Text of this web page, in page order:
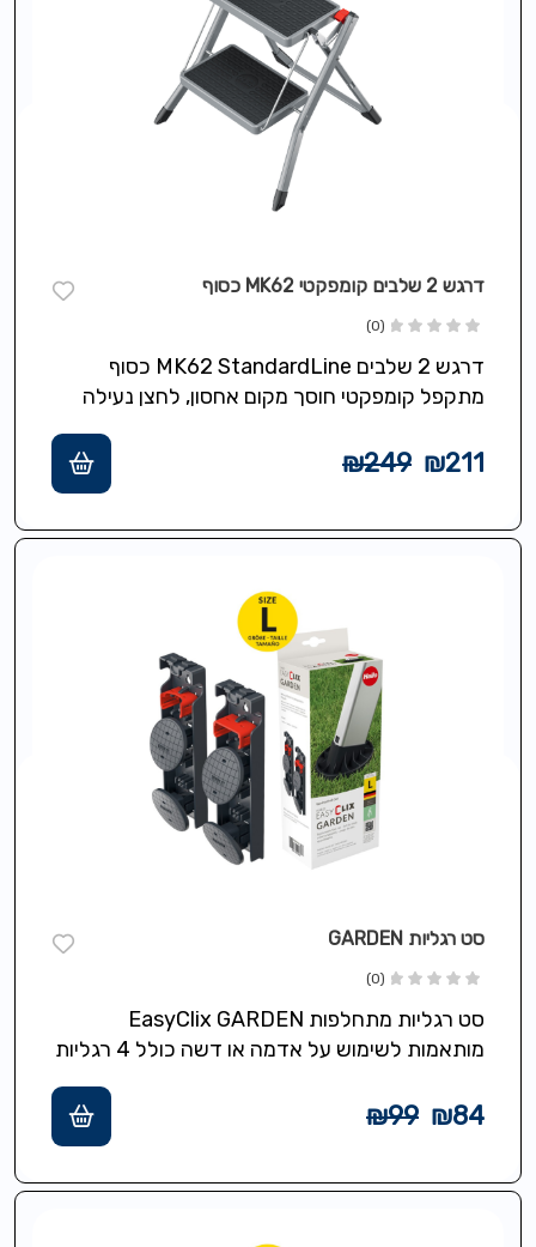
דרגש 2 שלבים קומפקטי MK62 כסוף
(0)
דרגש 2 שלבים MK62 StandardLine כסוף
מתקפל קומפקטי חוסך מקום אחסון, לחצן נעילה
למניעת החלקה, כולל ידית…
₪249 ₪211
סט רגליות GARDEN
(0)
סט רגליות מתחלפות EasyClix GARDEN
מותאמות לשימוש על אדמה או דשה כולל 4 רגליות
₪99 ₪84